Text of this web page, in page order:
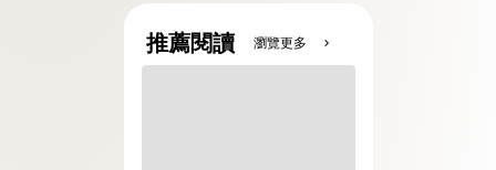
推薦閱讀 瀏覽更多 chevron_right